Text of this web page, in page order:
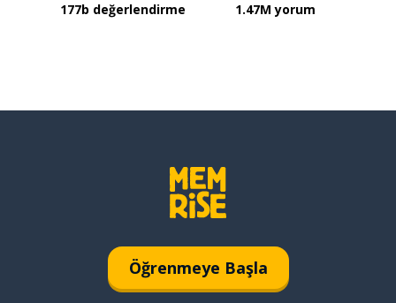
177b değerlendirme 1.47M yorum
Öğrenmeye Başla